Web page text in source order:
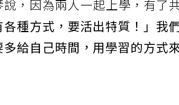
，因為兩人一起上學，有了
各種方式，要活出特質！」我
給自己時間，用學習的方式